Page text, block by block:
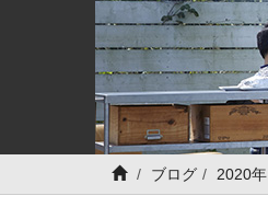
ブログ 2020年